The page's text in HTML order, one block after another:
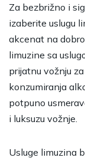
Za bezbrižno i
izaberite uslugu
akcenat na
limuzine sa
prijatnu vožnju
konzumiranja
potpuno
i luksuzu vožnje.
Usluge limuzina